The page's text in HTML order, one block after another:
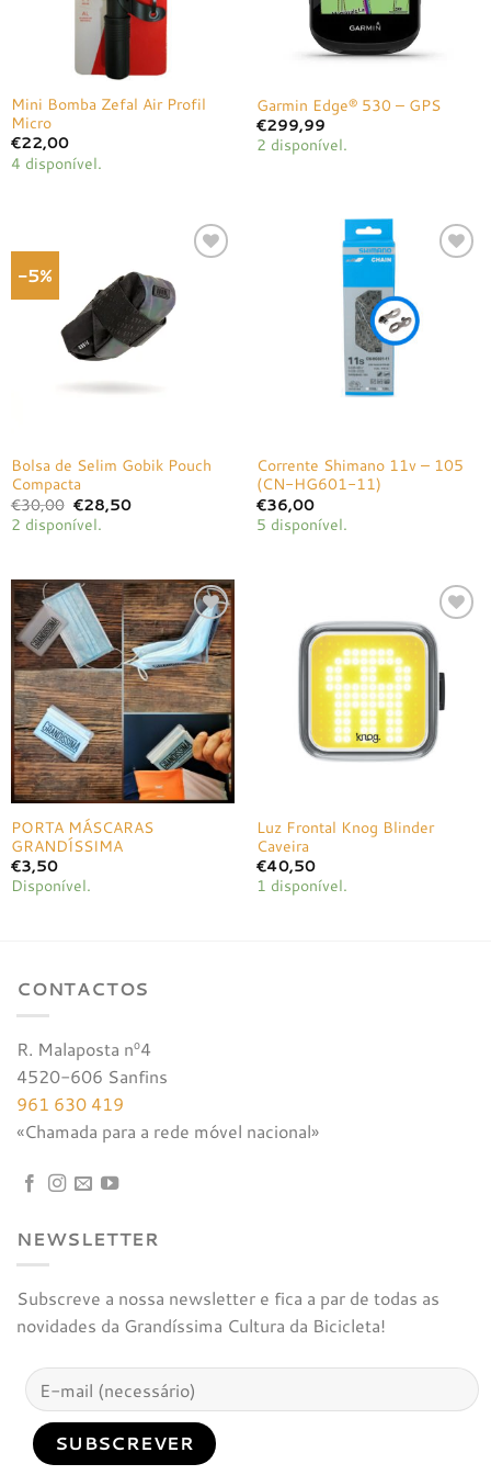
Mini Bomba Zefal Air Profil
Micro
€22,00
4 disponível.
Garmin Edge® 530 – GPS
€299,99
2 disponível.
-5%
à lista de
desejos
Bolsa de Selim Gobik Pouch
Compacta
€30,00 O
preço
original
€28,50O
2 disponível.
Corrente Shimano 11v – 105
(CN-HG601-11)
€36,00
5 disponível.
Adicionar
à lista de
desejos
PORTA MÁSCARAS
GRANDÍSSIMA
€3,50
Disponível.
Adicionar
à lista de
desejos
Luz Frontal Knog Blinder
Caveira
€40,50
1 disponível.
CONTACTOS
R. Malaposta nº4
4520-606 Sanfins
961 630 419
«Chamada para a rede móvel nacional»
NEWSLETTER
Subscreve a nossa newsletter e fica a par de todas as
novidades da Grandíssima Cultura da Bicicleta!